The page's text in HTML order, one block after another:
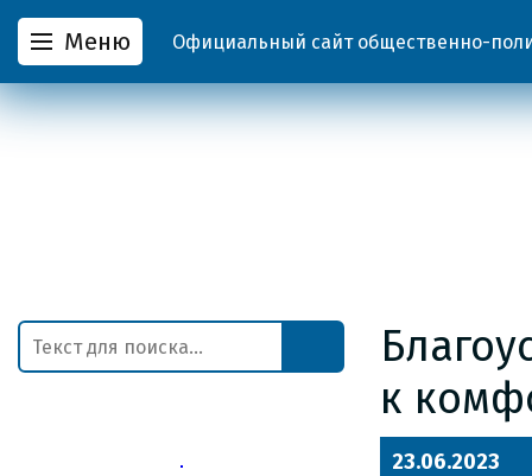
Меню Официальный сайт общественно-
к
23.06.2023